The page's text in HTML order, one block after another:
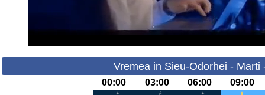
Vremea in Sieu-Odorhei - Marti
00:00 03:00 06:00 09:00